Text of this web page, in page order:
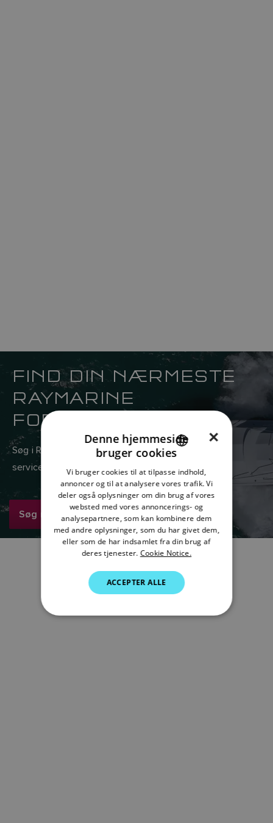
FIND DIN NÆRMESTE
RAYMARINE
FORHANDLER
Søg i Raymarines globale netværk af salgs- og
serviceforhandlere her.
Søg nu
ENGLISH
DANISH
ITALIAN
SWEDISH
DUTCH
×
Denne hjemmeside
bruger cookies
Vi bruger cookies til at tilpasse indhold,
annoncer og til at analysere vores trafik. Vi
deler også oplysninger om din brug af vores
websted med vores annoncerings- og
analysepartnere, som kan kombinere dem
med andre oplysninger, som du har givet dem,
eller som de har indsamlet fra din brug af
deres tjenester. Cookie Notice.
ACCEPTER ALLE